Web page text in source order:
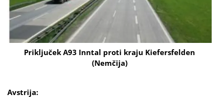
Priključek A93 Inntal proti kraju Kiefersfelden
(Nemčija)
Avstrija: